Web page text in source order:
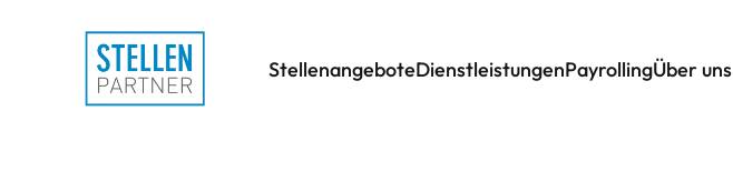
StellenangeboteDienstleistungenPayrollingÜber uns